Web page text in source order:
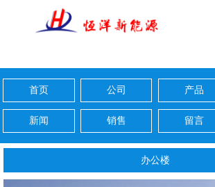
首页 公司 产品
新闻 销售 留言
办公楼